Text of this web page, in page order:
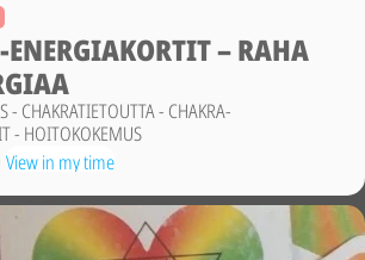
– RAHA
- CHAKRATIETOUTTA - CHAKRA-
- HOITOKOKEMUS
View in my time